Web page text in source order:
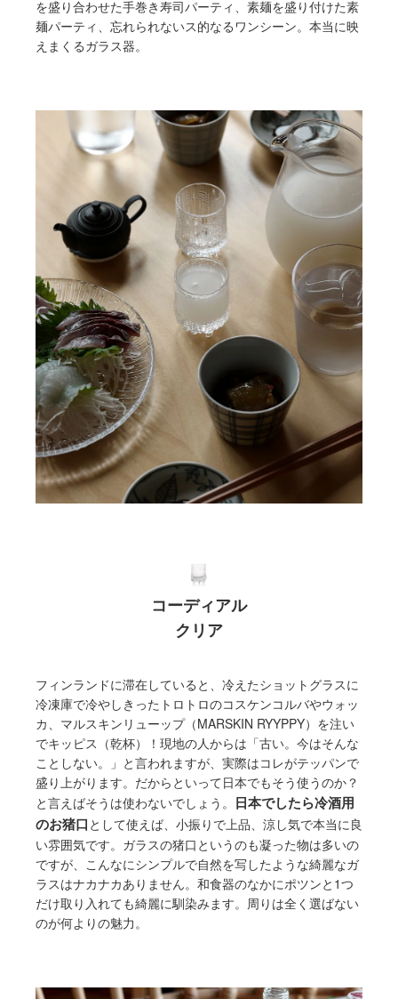
を盛り合わせた手巻き寿司パーティ、素麺を盛り付けた素
麺パーティ、忘れられないス的なるワンシーン。本当に映
えまくるガラス器。
コーディアル
クリア
フィンランドに滞在していると、冷えたショットグラスに
冷凍庫で冷やしきったトロトロのコスケンコルバやウォッ
カ、マルスキンリューップ（MARSKIN RYYPPY）を注い
でキッピス（乾杯）！現地の人からは「古い。今はそんな
ことしない。」と言われますが、実際はコレがテッパンで
盛り上がります。だからといって日本でもそう使うのか？
と言えばそうは使わないでしょう。 日本でしたら冷酒用
のお猪口 として使えば、小振りで上品、涼し気で本当に良
い雰囲気です。ガラスの猪口というのも凝った物は多いの
ですが、こんなにシンプルで自然を写したような綺麗なガ
ラスはナカナカありません。和食器のなかにポツンと1つ
だけ取り入れても綺麗に馴染みます。周りは全く選ばない
のが何よりの魅力。